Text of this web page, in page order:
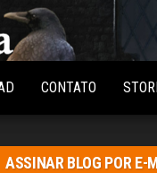
CONTATO
ASSINAR BLOG POR E-